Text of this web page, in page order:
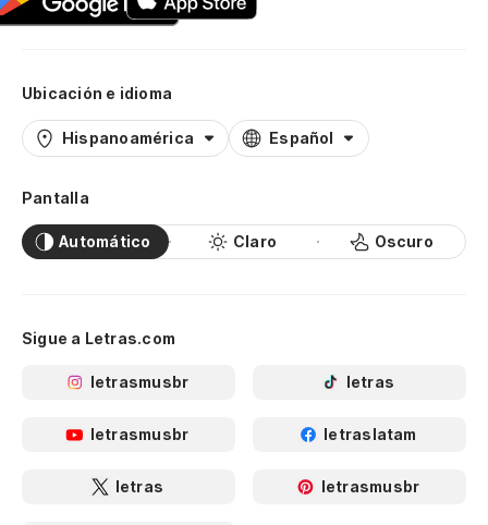
Ubicación e idioma
Hispanoamérica Español
Pantalla
Automático Claro Oscuro
Sigue a Letras.com
letrasmusbr letras
letrasmusbr letraslatam
letras letrasmusbr